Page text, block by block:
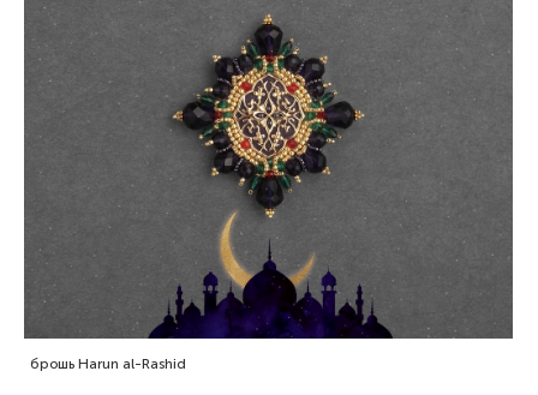
брошь Harun al-Rashid